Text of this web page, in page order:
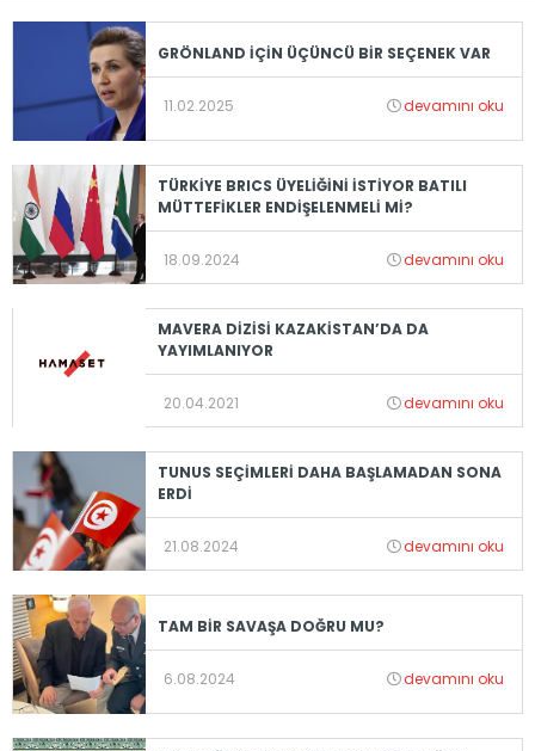
GRÖNLAND İÇİN ÜÇÜNCÜ BİR SEÇENEK VAR
11.02.2025 devamını oku
TÜRKİYE BRICS ÜYELİĞİNİ İSTİYOR BATILI
MÜTTEFİKLER ENDİŞELENMELİ Mİ?
18.09.2024 devamını oku
MAVERA DİZİSİ KAZAKİSTAN’DA DA
YAYIMLANIYOR
20.04.2021 devamını oku
TUNUS SEÇİMLERİ DAHA BAŞLAMADAN SONA
ERDİ
21.08.2024 devamını oku
TAM BİR SAVAŞA DOĞRU MU?
6.08.2024 devamını oku